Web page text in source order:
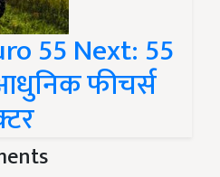
55 Next: 55
फीचर्स